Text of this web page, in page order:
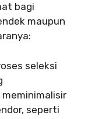
bagi
maupun
seleksi
seperti